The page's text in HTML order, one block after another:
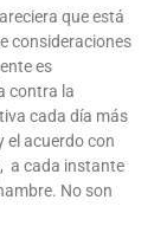
que está
consideraciones
es
contra la
cada día más
el acuerdo con
a cada instante
No son